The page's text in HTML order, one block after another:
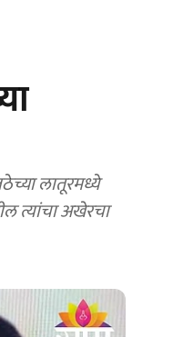
लातूरमध्ये
त्यांचा अखेरचा